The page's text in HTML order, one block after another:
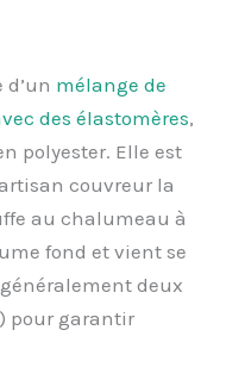
mélange de
des élastomères,
polyester. Elle est
couvreur la
au chalumeau à
fond et vient se
deux
pour garantir